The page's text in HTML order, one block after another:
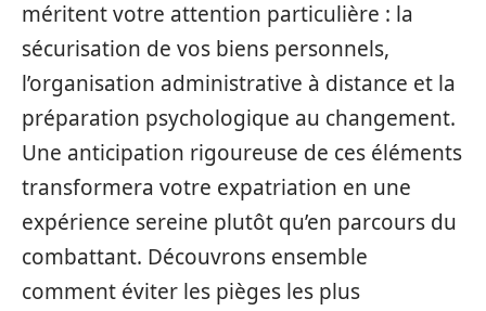
méritent votre attention particulière : la
sécurisation de vos biens personnels,
l’organisation administrative à distance et la
préparation psychologique au changement.
Une anticipation rigoureuse de ces éléments
transformera votre expatriation en une
expérience sereine plutôt qu’en parcours du
combattant. Découvrons ensemble
comment éviter les pièges les plus